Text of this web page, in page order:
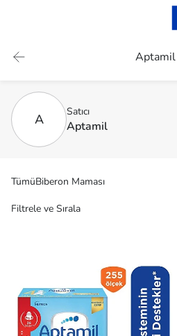
Aptamil
A Satıcı
Aptamil
TümüBiberon Maması
Filtrele ve Sırala